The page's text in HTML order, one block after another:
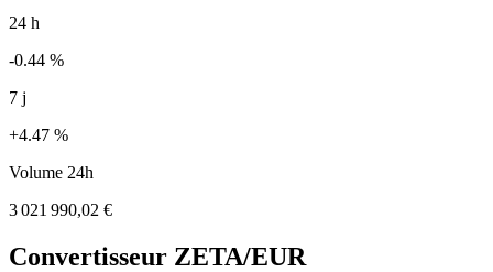
24 h
-0.44 %
7 j
+4.47 %
Volume 24h
3 021 990,02 €
Convertisseur ZETA/EUR